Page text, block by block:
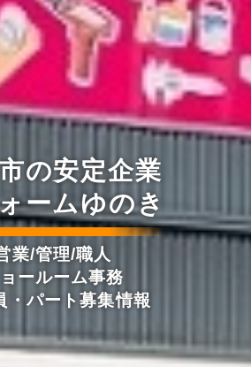
の安定企業
ームゆのき
業/管理/職人
ールーム事務
・パート募集情報